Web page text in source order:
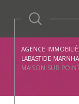
AGENCE
LABASTIDE
MAISON SUR